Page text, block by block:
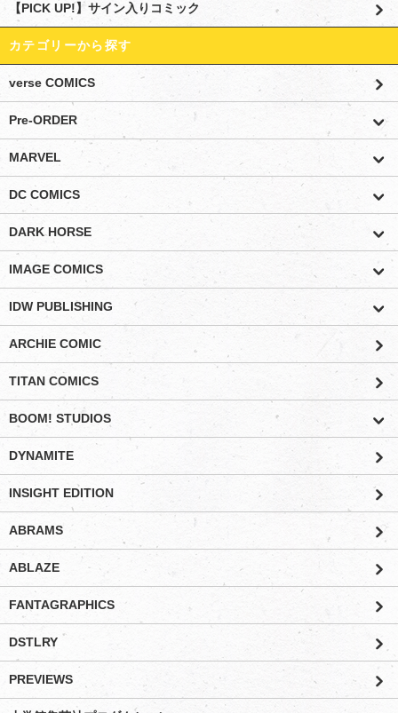
【PICK UP!】サイン入りコミック
カテゴリーから探す
verse COMICS
Pre-ORDER
MARVEL
DC COMICS
DARK HORSE
IMAGE COMICS
IDW PUBLISHING
ARCHIE COMIC
TITAN COMICS
BOOM! STUDIOS
DYNAMITE
INSIGHT EDITION
ABRAMS
ABLAZE
FANTAGRAPHICS
DSTLRY
PREVIEWS